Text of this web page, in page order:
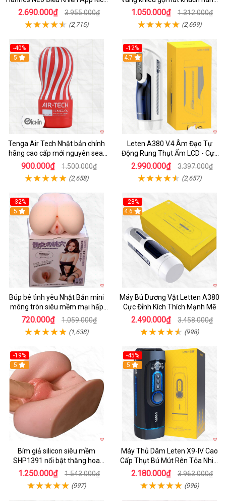
Thích
2.690.000₫ 3.955.000₫
(2,715)
nam
1.050.000₫ 1.312.000₫
(2,699)
-40%
Hot
5
Tenga Air Tech Nhật bản chính
hãng cao cấp mới nguyên seal
giá tốt
900.000₫ 1.500.000₫
(2,658)
-12%
Hot
4.7
Leten A380 V.4 Âm Đạo Tự
Động Rung Thụt Ấm LCD - Cực
Phê
2.990.000₫ 3.397.000₫
(2,657)
-32%
Hot
5
Búp bê tình yêu Nhật Bản mini
mông tròn siêu mềm mại hấp
dẫn
720.000₫ 1.059.000₫
(1,638)
-28%
Hot
4.6
Máy Bú Dương Vật Letten A380
Cực Đỉnh Kích Thích Mạnh Mẽ
2.490.000₫ 3.458.000₫
(998)
-19%
Hot
5
Bím giả silicon siêu mềm
SHP1391 nổi bật thăng hoa
hoàn hảo
1.250.000₫ 1.543.000₫
(997)
-45%
Hot
5
Máy Thủ Dâm Leten X9-IV Cao
Cấp Thụt Bú Mút Rên Tỏa Nhiệt
Sạc Pin
2.180.000₫ 3.963.000₫
(996)